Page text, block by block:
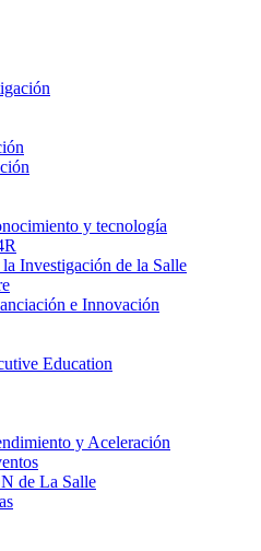
y tecnología
Investigación de la Salle
e Innovación
Education
y Aceleración
de La Salle